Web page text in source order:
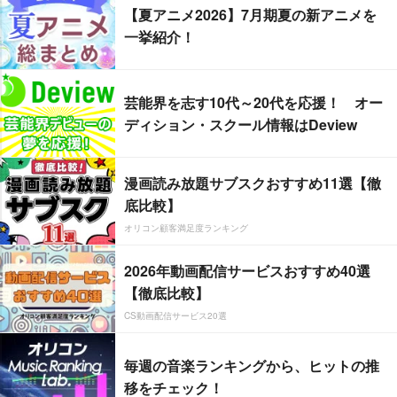
【夏アニメ2026】7月期夏の新アニメを
一挙紹介！
芸能界を志す10代～20代を応援！ オー
ディション・スクール情報はDeview
漫画読み放題サブスクおすすめ11選【徹
底比較】
オリコン顧客満足度ランキング
2026年動画配信サービスおすすめ40選
【徹底比較】
CS動画配信サービス20選
毎週の音楽ランキングから、ヒットの推
移をチェック！